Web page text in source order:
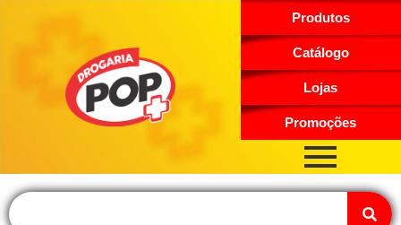
Produtos
Catálogo
Lojas
Promoções